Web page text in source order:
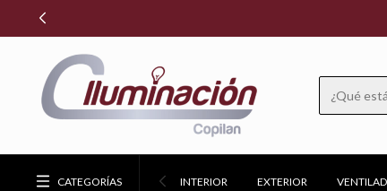
CATEGORÍAS INTERIOR EXTERIOR